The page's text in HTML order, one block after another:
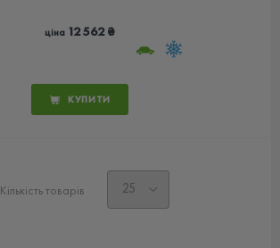
ціна 12 562 ₴
КУПИТИ
Кількість товарів